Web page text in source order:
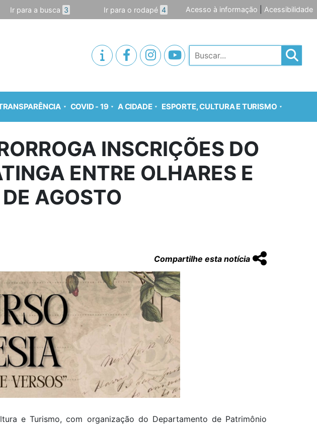
Ir para a busca 3 Ir para o rodapé 4 Acesso à informação Acessibilidade
Pesquisar
COVID - 19 A CIDADE ESPORTE, CULTURA E TURISMO
INSCRIÇÕES DO
ENTRE OLHARES E
AGOSTO
Compartilhe esta notícia
e Turismo, com organização do Departamento de Patrimônio